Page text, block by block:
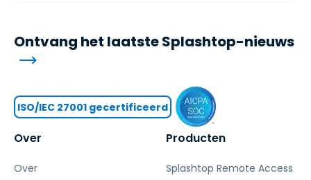
Over
Over
Producten
Splashtop Remote Access
Ontvang het laatste Splashtop-nieuws
ISO/IEC 27001 gecertificeerd